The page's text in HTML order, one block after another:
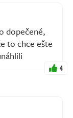
dopečené,
to chce ešte
4